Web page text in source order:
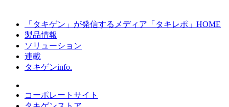
「タキゲン」が発信するメディア「タキレポ」HOME
製品情報
ソリューション
連載
タキゲンinfo.
コーポレートサイト